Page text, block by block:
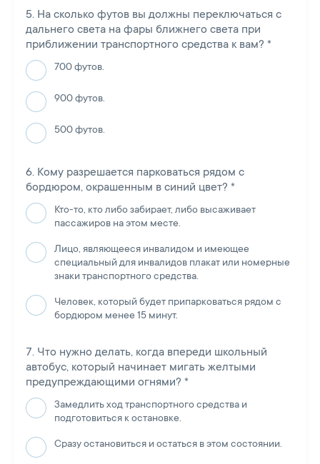
На сколько футов вы должны переключаться с
дальнего света на фары ближнего света при
приближении транспортного средства к вам? *
700 футов.
900 футов.
500 футов.
Кому разрешается парковаться рядом с
бордюром, окрашенным в синий цвет? *
Кто-то, кто либо забирает, либо высаживает
пассажиров на этом месте.
Лицо, являющееся инвалидом и имеющее
специальный для инвалидов плакат или номерные
знаки транспортного средства.
Человек, который будет припарковаться рядом с
бордюром менее 15 минут.
Что нужно делать, когда впереди школьный
автобус, который начинает мигать желтыми
предупреждающими огнями? *
Замедлить ход транспортного средства и
подготовиться к остановке.
Сразу остановиться и остаться в этом состоянии.